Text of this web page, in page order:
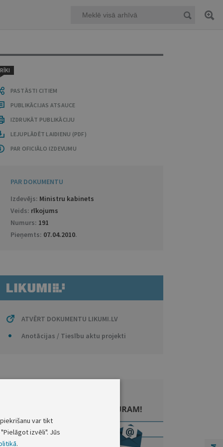
RĪKI
PASTĀSTI CITIEM
PUBLIKĀCIJAS ATSAUCE
IZDRUKĀT PUBLIKĀCIJU
LEJUPLĀDĒT LAIDIENU (PDF)
PAR OFICIĀLO IZDEVUMU
PAR DOKUMENTU
Izdevējs: Ministru kabinets
Veids: rīkojums
Numurs: 191
Pieņemts: 07.04.2010.
ATVĒRT DOKUMENTU LIKUMI.LV
Anotācijas / Tiesību aktu projekti
var tikt
izvēli". Jūs
.